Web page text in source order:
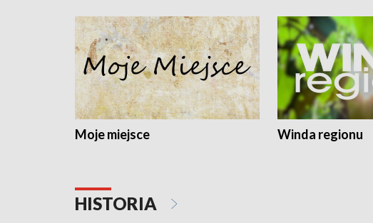
Moje miejsce Winda regionu
HISTORIA